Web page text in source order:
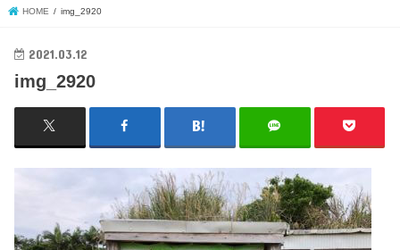
HOME img_2920
2021.03.12
img_2920